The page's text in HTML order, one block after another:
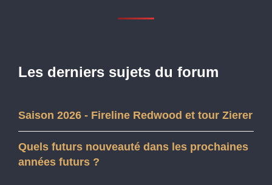
Les derniers sujets du forum
Saison 2026 - Fireline Redwood et tour Zierer
Quels futurs nouveauté dans les prochaines
années futurs ?